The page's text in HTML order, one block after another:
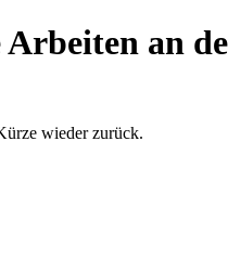
an
wieder zurück.